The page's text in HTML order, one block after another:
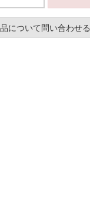
について問い合わせる